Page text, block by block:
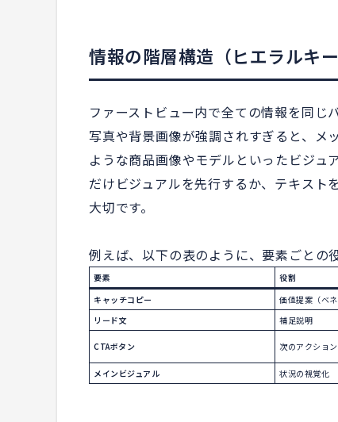
情報の階層構造（ヒエラルキー
ファーストビュー内で全ての情報を同じ
写真や背景画像が強調されすぎると、メ
ような商品画像やモデルといったビジュ
だけビジュアルを先行するか、テキスト
大切です。
例えば、以下の表のように、要素ごとの
要素 役割
キャッチコピー
価値提案（ベネ
リード文
補足説明
CTAボタン 次のアクション
メインビジュアル
状況の視覚化